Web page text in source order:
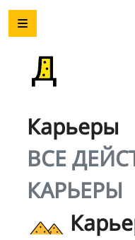
Карьеры
ВСЕ
КАРЬЕРЫ